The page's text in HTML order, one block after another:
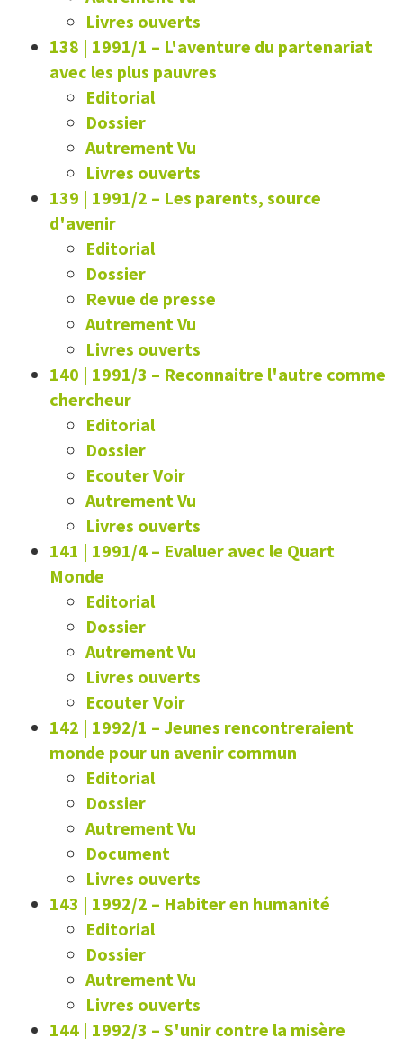
Livres ouverts
138 | 1991/1 – L'aventure du partenariat
avec les plus pauvres
Editorial
Dossier
Autrement Vu
Livres ouverts
139 | 1991/2 – Les parents, source
d'avenir
Editorial
Dossier
Revue de presse
Autrement Vu
Livres ouverts
140 | 1991/3 – Reconnaitre l'autre comme
chercheur
Editorial
Dossier
Ecouter Voir
Autrement Vu
Livres ouverts
141 | 1991/4 – Evaluer avec le Quart
Monde
Editorial
Dossier
Autrement Vu
Livres ouverts
Ecouter Voir
142 | 1992/1 – Jeunes rencontreraient
monde pour un avenir commun
Editorial
Dossier
Autrement Vu
Document
Livres ouverts
143 | 1992/2 – Habiter en humanité
Editorial
Dossier
Autrement Vu
Livres ouverts
144 | 1992/3 – S'unir contre la misère